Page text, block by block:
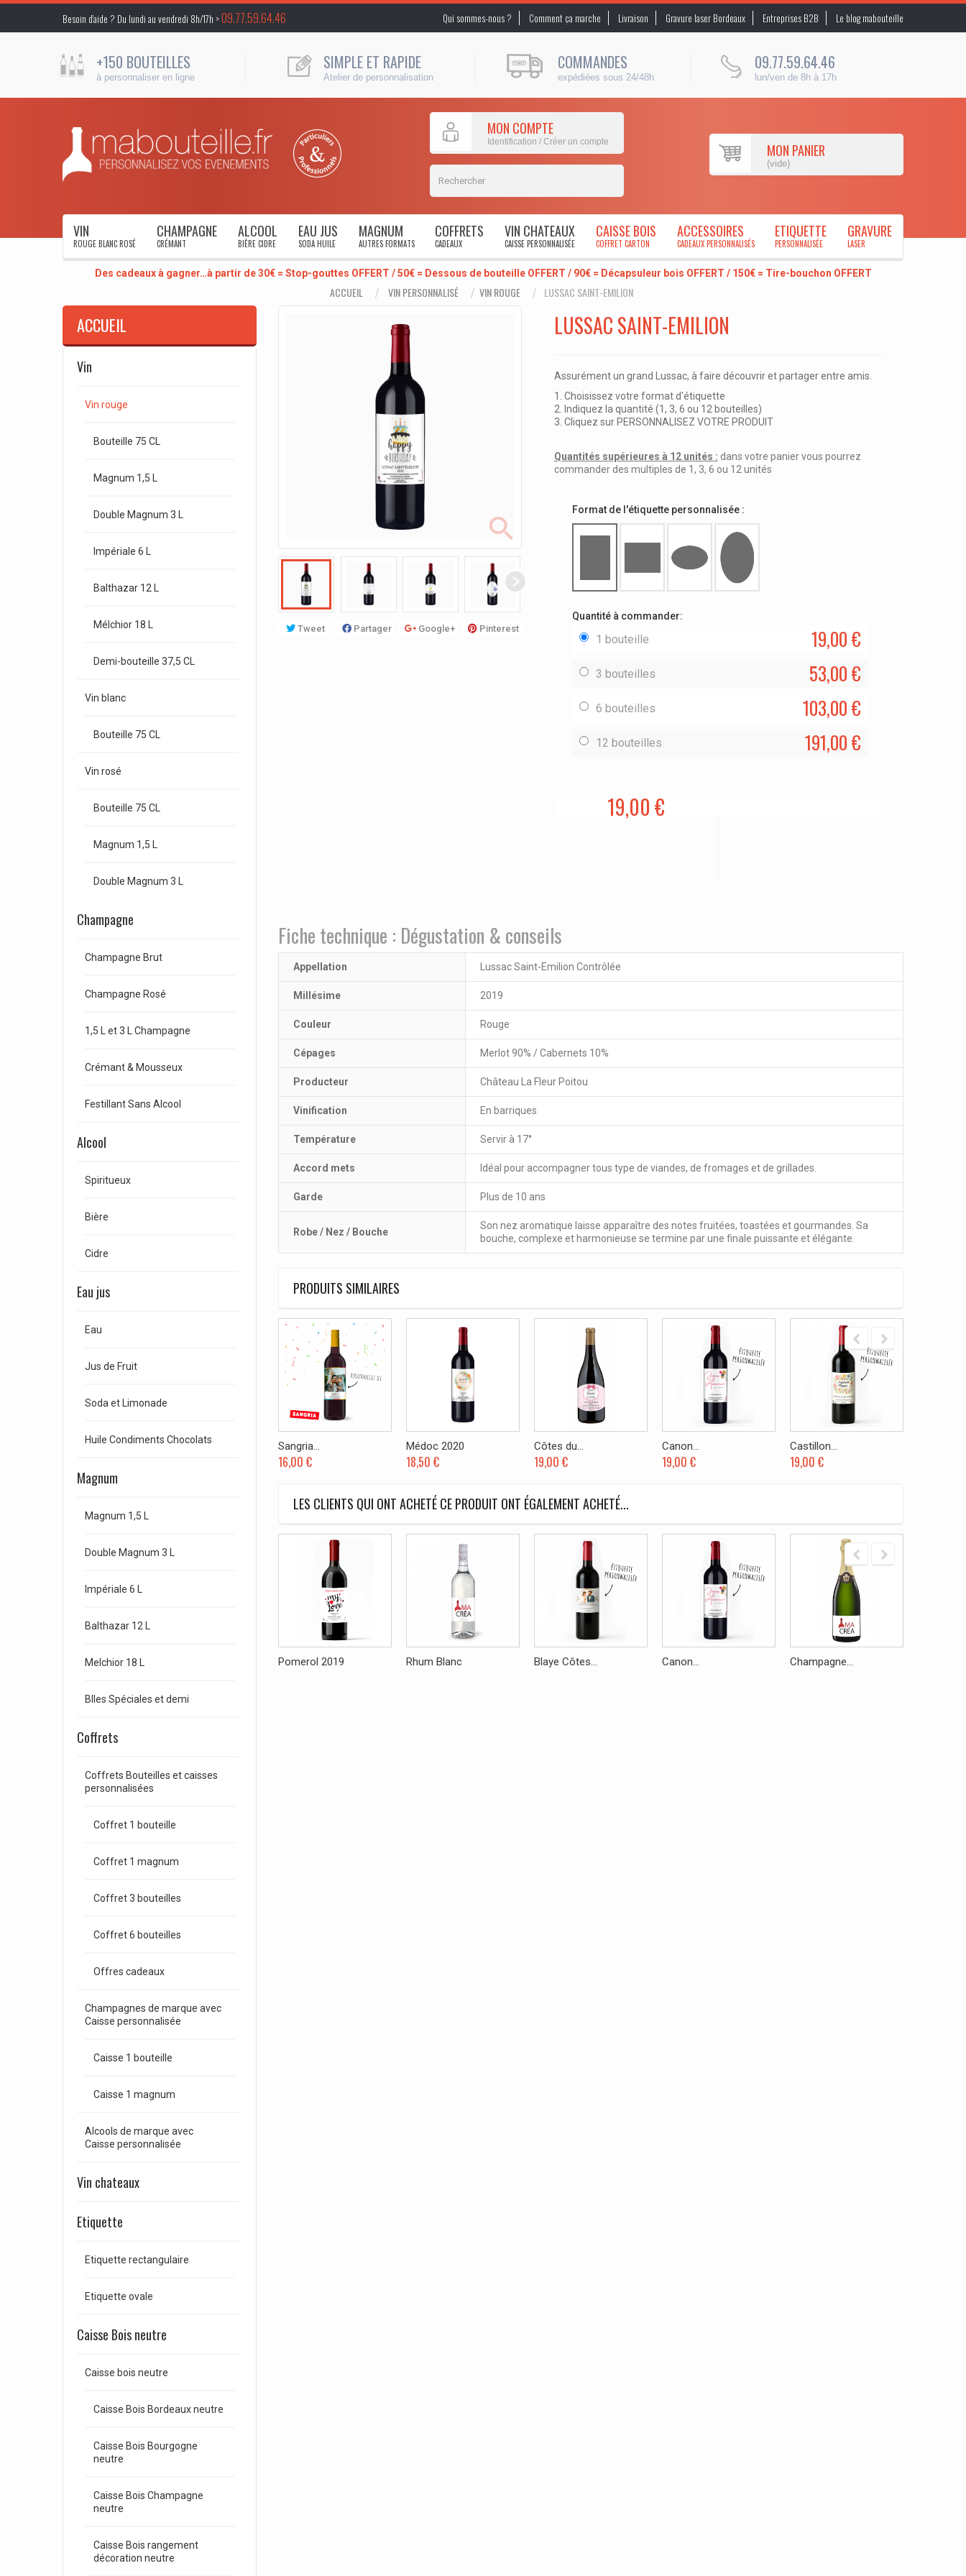
Besoin d’aide ? Du lundi au vendredi 8h/17h >09.77.59.64.46 Qui sommes-nous ? Comment ça marche Livraison Gravure laser Bordeaux Entreprises B2B Le blog mabouteille
+150 BOUTEILLES
à personnaliser en ligne
SIMPLE ET RAPIDE
Atelier de personnalisation
COMMANDES
expédiées sous 24/48h
09.77.59.64.46
lun/ven de 8h à 17h
MON COMPTE
Identification / Créer un compte MON PANIER
(vide)
VIN
ROUGE BLANC ROSÉ
CHAMPAGNE
CRÉMANT
ALCOOL
BIÈRE CIDRE
EAU JUS
SODA HUILE
MAGNUM
AUTRES FORMATS
COFFRETS
CADEAUX
VIN CHATEAUX
CAISSE PERSONNALISÉE
CAISSE BOIS
COFFRET CARTON
ACCESSOIRES
CADEAUX PERSONNALISÉS
ETIQUETTE
PERSONNALISÉE
GRAVURE
LASER
Des cadeaux à gagner…à partir de 30€ = Stop-gouttes OFFERT / 50€ = Dessous de bouteille OFFERT / 90€ = Décapsuleur bois OFFERT / 150€ = Tire-bouchon OFFERT
ACCUEIL VIN PERSONNALISÉ VIN ROUGE LUSSAC SAINT-EMILION
ACCUEIL
Vin
Vin rouge
Bouteille 75 CL
Magnum 1,5 L
Double Magnum 3 L
Impériale 6 L
Balthazar 12 L
Mélchior 18 L
Demi-bouteille 37,5 CL
Vin blanc
Bouteille 75 CL
Vin rosé
Bouteille 75 CL
Magnum 1,5 L
Double Magnum 3 L
Champagne
Champagne Brut
Champagne Rosé
1,5 L et 3 L Champagne
Crémant & Mousseux
Festillant Sans Alcool
Alcool
Spiritueux
Bière
Cidre
Eau jus
Eau
Jus de Fruit
Soda et Limonade
Huile Condiments Chocolats
Magnum
Magnum 1,5 L
Double Magnum 3 L
Impériale 6 L
Balthazar 12 L
Melchior 18 L
Blles Spéciales et demi
Coffrets
Coffrets Bouteilles et caisses
personnalisées
Coffret 1 bouteille
Coffret 1 magnum
Coffret 3 bouteilles
Coffret 6 bouteilles
Offres cadeaux
Champagnes de marque avec
Caisse personnalisée
Caisse 1 bouteille
Caisse 1 magnum
Alcools de marque avec
Caisse personnalisée
Vin chateaux
Etiquette
Etiquette rectangulaire
Etiquette ovale
Caisse Bois neutre
Caisse bois neutre
Caisse Bois Bordeaux neutre
Caisse Bois Bourgogne
neutre
Caisse Bois Champagne
neutre
Caisse Bois rangement
décoration neutre
Tweet Partager Google+ Pinterest
LUSSAC SAINT-EMILION
Assurément un grand Lussac, à faire découvrir et partager entre amis.
1. Choisissez votre format d'étiquette
2. Indiquez la quantité (1, 3, 6 ou 12 bouteilles)
3. Cliquez sur PERSONNALISEZ VOTRE PRODUIT
Quantités supérieures à 12 unités : dans votre panier vous pourrez
commander des multiples de 1, 3, 6 ou 12 unités
Format de l'étiquette personnalisée :
Quantité à commander:
1 bouteille 19,00 €
3 bouteilles 53,00 €
6 bouteilles 103,00 €
12 bouteilles 191,00 €
19,00 €
Fiche technique : Dégustation & conseils
Appellation Lussac Saint-Emilion Contrôlée
Millésime 2019
Couleur Rouge
Cépages Merlot 90% / Cabernets 10%
Producteur Château La Fleur Poitou
Vinification En barriques
Température Servir à 17°
Accord mets Idéal pour accompagner tous type de viandes, de fromages et de grillades.
Garde Plus de 10 ans
Robe / Nez / Bouche
Son nez aromatique laisse apparaître des notes fruitées, toastées et gourmandes. Sa
bouche, complexe et harmonieuse se termine par une finale puissante et élégante.
PRODUITS SIMILAIRES
Sangria...
16,00 €
Médoc 2020
18,50 €
Côtes du...
19,00 €
Canon...
19,00 €
Castillon...
19,00 €
LES CLIENTS QUI ONT ACHETÉ CE PRODUIT ONT ÉGALEMENT ACHETÉ...
Pomerol 2019 Rhum Blanc Blaye Côtes... Canon... Champagne...